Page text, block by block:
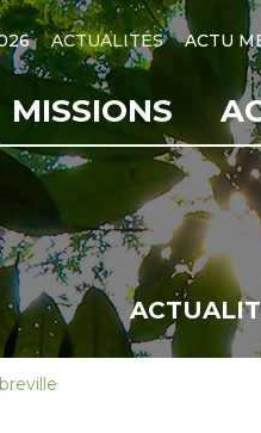
ACTUALITÉS ACTU
MISSIONS